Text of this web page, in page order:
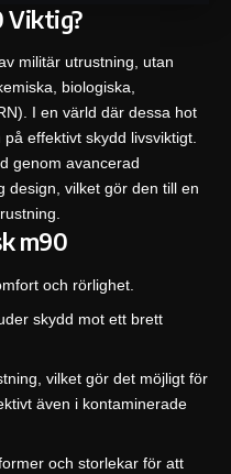
Viktig?
militär utrustning, utan
biologiska,
I en värld där dessa hot
effektivt skydd livsviktigt.
genom avancerad
design, vilket gör den till en
m90
och rörlighet.
skydd mot ett brett
vilket gör det möjligt för
även i kontaminerade
och storlekar för att